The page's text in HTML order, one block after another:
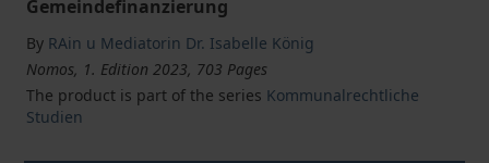
Gemeindefinanzierung
By RAin u Mediatorin Dr. Isabelle König
Nomos, 1. Edition 2023, 703 Pages
The product is part of the series Kommunalrechtliche
Studien